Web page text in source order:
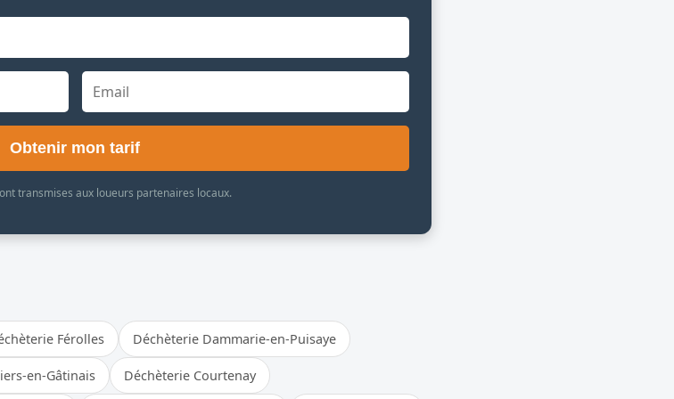
Obtenir mon tarif
transmises aux loueurs partenaires locaux.
Férolles Déchèterie Dammarie-en-Puisaye
en-Gâtinais Déchèterie Courtenay